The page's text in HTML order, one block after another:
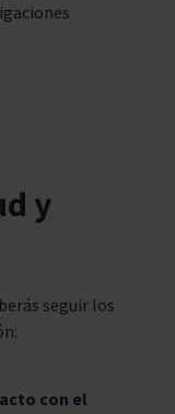
y
seguir los
con el